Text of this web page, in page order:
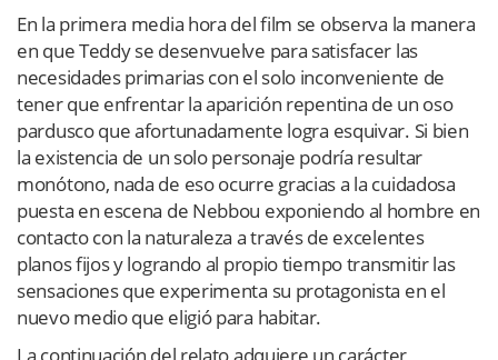
En la primera media hora del film se observa la manera
en que Teddy se desenvuelve para satisfacer las
necesidades primarias con el solo inconveniente de
tener que enfrentar la aparición repentina de un oso
pardusco que afortunadamente logra esquivar. Si bien
la existencia de un solo personaje podría resultar
monótono, nada de eso ocurre gracias a la cuidadosa
puesta en escena de Nebbou exponiendo al hombre en
contacto con la naturaleza a través de excelentes
planos fijos y logrando al propio tiempo transmitir las
sensaciones que experimenta su protagonista en el
nuevo medio que eligió para habitar.
La continuación del relato adquiere un carácter